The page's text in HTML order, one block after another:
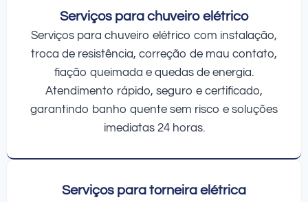
Serviços para chuveiro elétrico
Serviços para chuveiro elétrico com instalação,
troca de resistência, correção de mau contato,
fiação queimada e quedas de energia.
Atendimento rápido, seguro e certificado,
garantindo banho quente sem risco e soluções
imediatas 24 horas.
Serviços para torneira elétrica